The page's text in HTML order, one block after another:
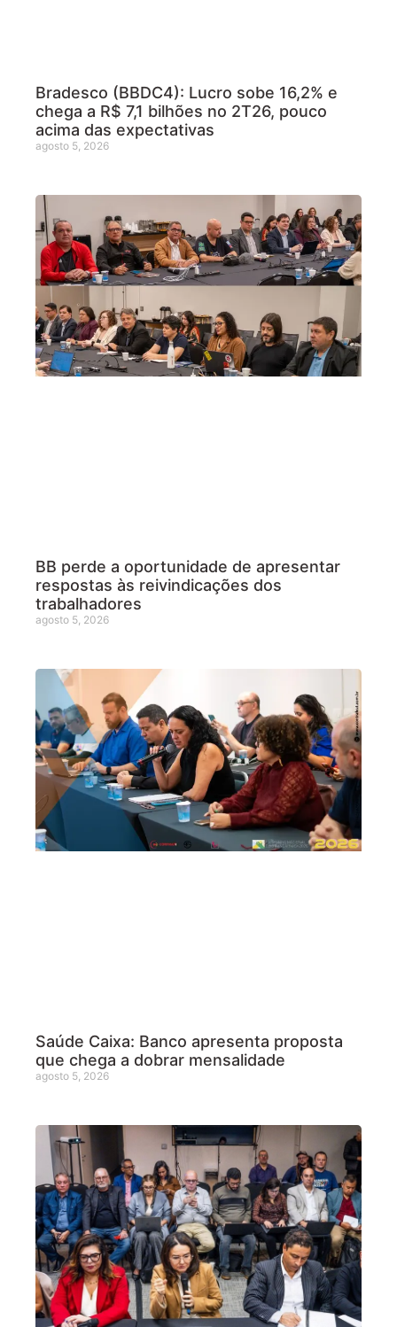
Bradesco (BBDC4): Lucro sobe 16,2% e
chega a R$ 7,1 bilhões no 2T26, pouco
acima das expectativas
agosto 5, 2026
BB perde a oportunidade de apresentar
respostas às reivindicações dos
trabalhadores
agosto 5, 2026
Saúde Caixa: Banco apresenta proposta
que chega a dobrar mensalidade
agosto 5, 2026